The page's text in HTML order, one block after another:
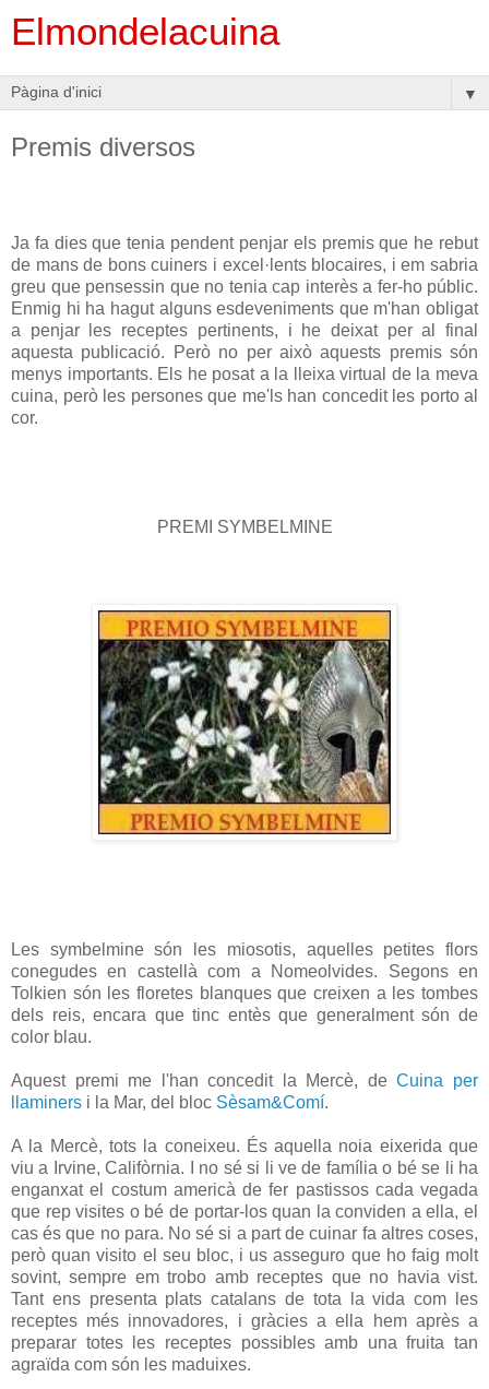
Elmondelacuina
▼
Premis diversos
Ja fa dies que tenia pendent penjar els premis que he rebut
de mans de bons cuiners i excel·lents blocaires, i em sabria
greu que pensessin que no tenia cap interès a fer-ho públic.
Enmig hi ha hagut alguns esdeveniments que m'han obligat
a penjar les receptes pertinents, i he deixat per al final
aquesta publicació. Però no per això aquests premis són
menys importants. Els he posat a la lleixa virtual de la meva
cuina, però les persones que me'ls han concedit les porto al
cor.
PREMI SYMBELMINE
Les symbelmine són les miosotis, aquelles petites flors
conegudes en castellà com a Nomeolvides. Segons en
Tolkien són les floretes blanques que creixen a les tombes
dels reis, encara que tinc entès que generalment són de
color blau.
Aquest premi me l'han concedit la Mercè, deCuina per
llaminers i la Mar, del bloc Sèsam&Comí.
A la Mercè, tots la coneixeu. És aquella noia eixerida que
viu a Irvine, Califòrnia. I no sé si li ve de família o bé se li ha
enganxat el costum americà de fer pastissos cada vegada
que rep visites o bé de portar-los quan la conviden a ella, el
cas és que no para. No sé si a part de cuinar fa altres coses,
però quan visito el seu bloc, i us asseguro que ho faig molt
sovint, sempre em trobo amb receptes que no havia vist.
Tant ens presenta plats catalans de tota la vida com les
receptes més innovadores, i gràcies a ella hem après a
preparar totes les receptes possibles amb una fruita tan
agraïda com són les maduixes.